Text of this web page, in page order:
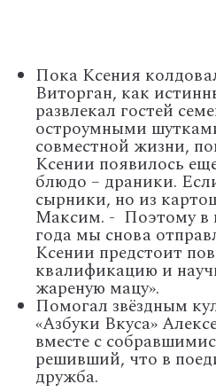
Пока Ксения
Виторган, как
развлекал гостей
остроумными
совместной жизни,
Ксении появилось
блюдо – драники.
сырники, но из
Максим. - Поэтому в
года мы снова
Ксении предстоит
квалификацию и
жареную мацу».
Помогал звёздным
«Азбуки Вкуса»
вместе с
решивший, что в
дружба.